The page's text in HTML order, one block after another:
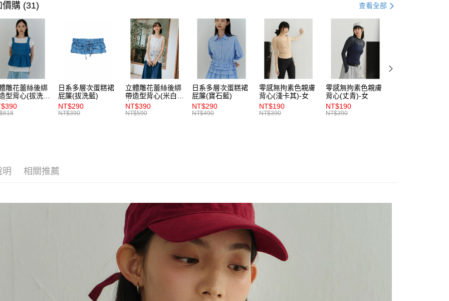
１．於結帳方式選擇「AFTEE先享後付」後，將跳轉至「AFTEE先享後
付」結帳頁面，進行簡訊認證並確認金額後，即可完成結帳。
２．訂單成立數日內，您將收到繳費通知簡訊。
３．收到繳費通知簡訊後14天內，點擊此簡訊中的連結，可透過四大超商
／ATM／網路銀行／等多元方式進行付款，方視為交易完成。
※ 請注意：結帳手續完成當下不需立刻繳費，但若您需要取消訂單，請聯
絡購買商品的店家。未經商家同意取消之訂單仍視為有效，需透過AFTEE
※ 交易是否成功請以「AFTEE先享後付 」之結帳頁面顯示為準，若有關於
是否繳費成功／繳費後需取消欲退款等相關疑問，請聯繫「AFTEE先享後
付客戶支援中心」
https://netprotections.freshdesk.com/support/home
４．使用「AFTEE先享後付」時，將依據個別帳號之用戶狀況，依本公司
即時審查核予不同之上限額度；若仍有額度不足之情形，本公司將視審查
結果請求用戶進行身份認證。
５．嚴禁一人註冊多個帳號或使用他人資訊註冊。若發現惡意使用之情
形，恩沛科技股份有限公司將有權停止該用戶之使用額度並採取法律行
動。
每筆NT$80，滿NT$1,200(含以上)免運費
付款後全家取貨
每筆NT$80，滿NT$1,200(含以上)免運費
萊爾富取貨付款
每筆NT$80，滿NT$1,200(含以上)免運費
付款後萊爾富取貨
每筆NT$80，滿NT$1,200(含以上)免運費
每筆NT$80，滿NT$1,200(含以上)免運費
價購 (31) 查看全部
雕花蕾絲後綁
型背心(拔洗
女
日系多層次蛋糕裙
屁簾(拔洗藍)
NT$290
NT$390
立體雕花蕾絲後綁
帶造型背心(米白)-
女
NT$390
NT$590
日系多層次蛋糕裙
屁簾(寶石藍)
NT$290
NT$490
零感無拘素色親膚
背心(淺卡其)-女
NT$190
NT$390
零感無拘素色親膚
背心(丈青)-女
NT$190
NT$390
明 相關推薦